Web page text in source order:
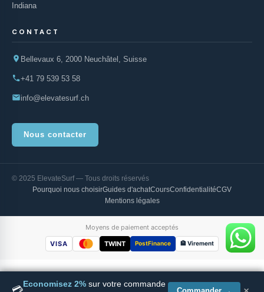
Indiana
CONTACT
Bellevaux 6, 2000 Neuchâtel, Suisse
+41 79 539 53 58
info@elevatesurf.ch
Nous contacter
© 2025 ElevateSurf — Tous droits réservés
Pourquoi nous choisirGuides d'achatCoursConfidentialitéCGV
Mentions légales
Moyens de paiement acceptés
VISA
TWINT PostFinance 🏦 Virement
Indiana Wave Foil 4'4 Carbon
Economisez 2% sur votre commande
Commander →